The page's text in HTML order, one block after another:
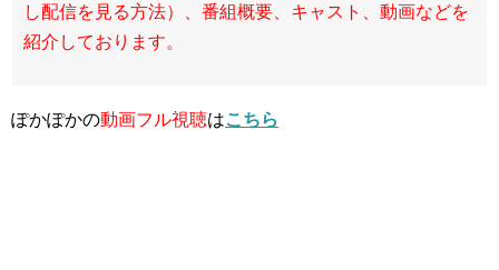
し配信を見る方法）、番組概要、キャスト、動画などを
紹介しております。
ぽかぽかの動画フル視聴はこちら